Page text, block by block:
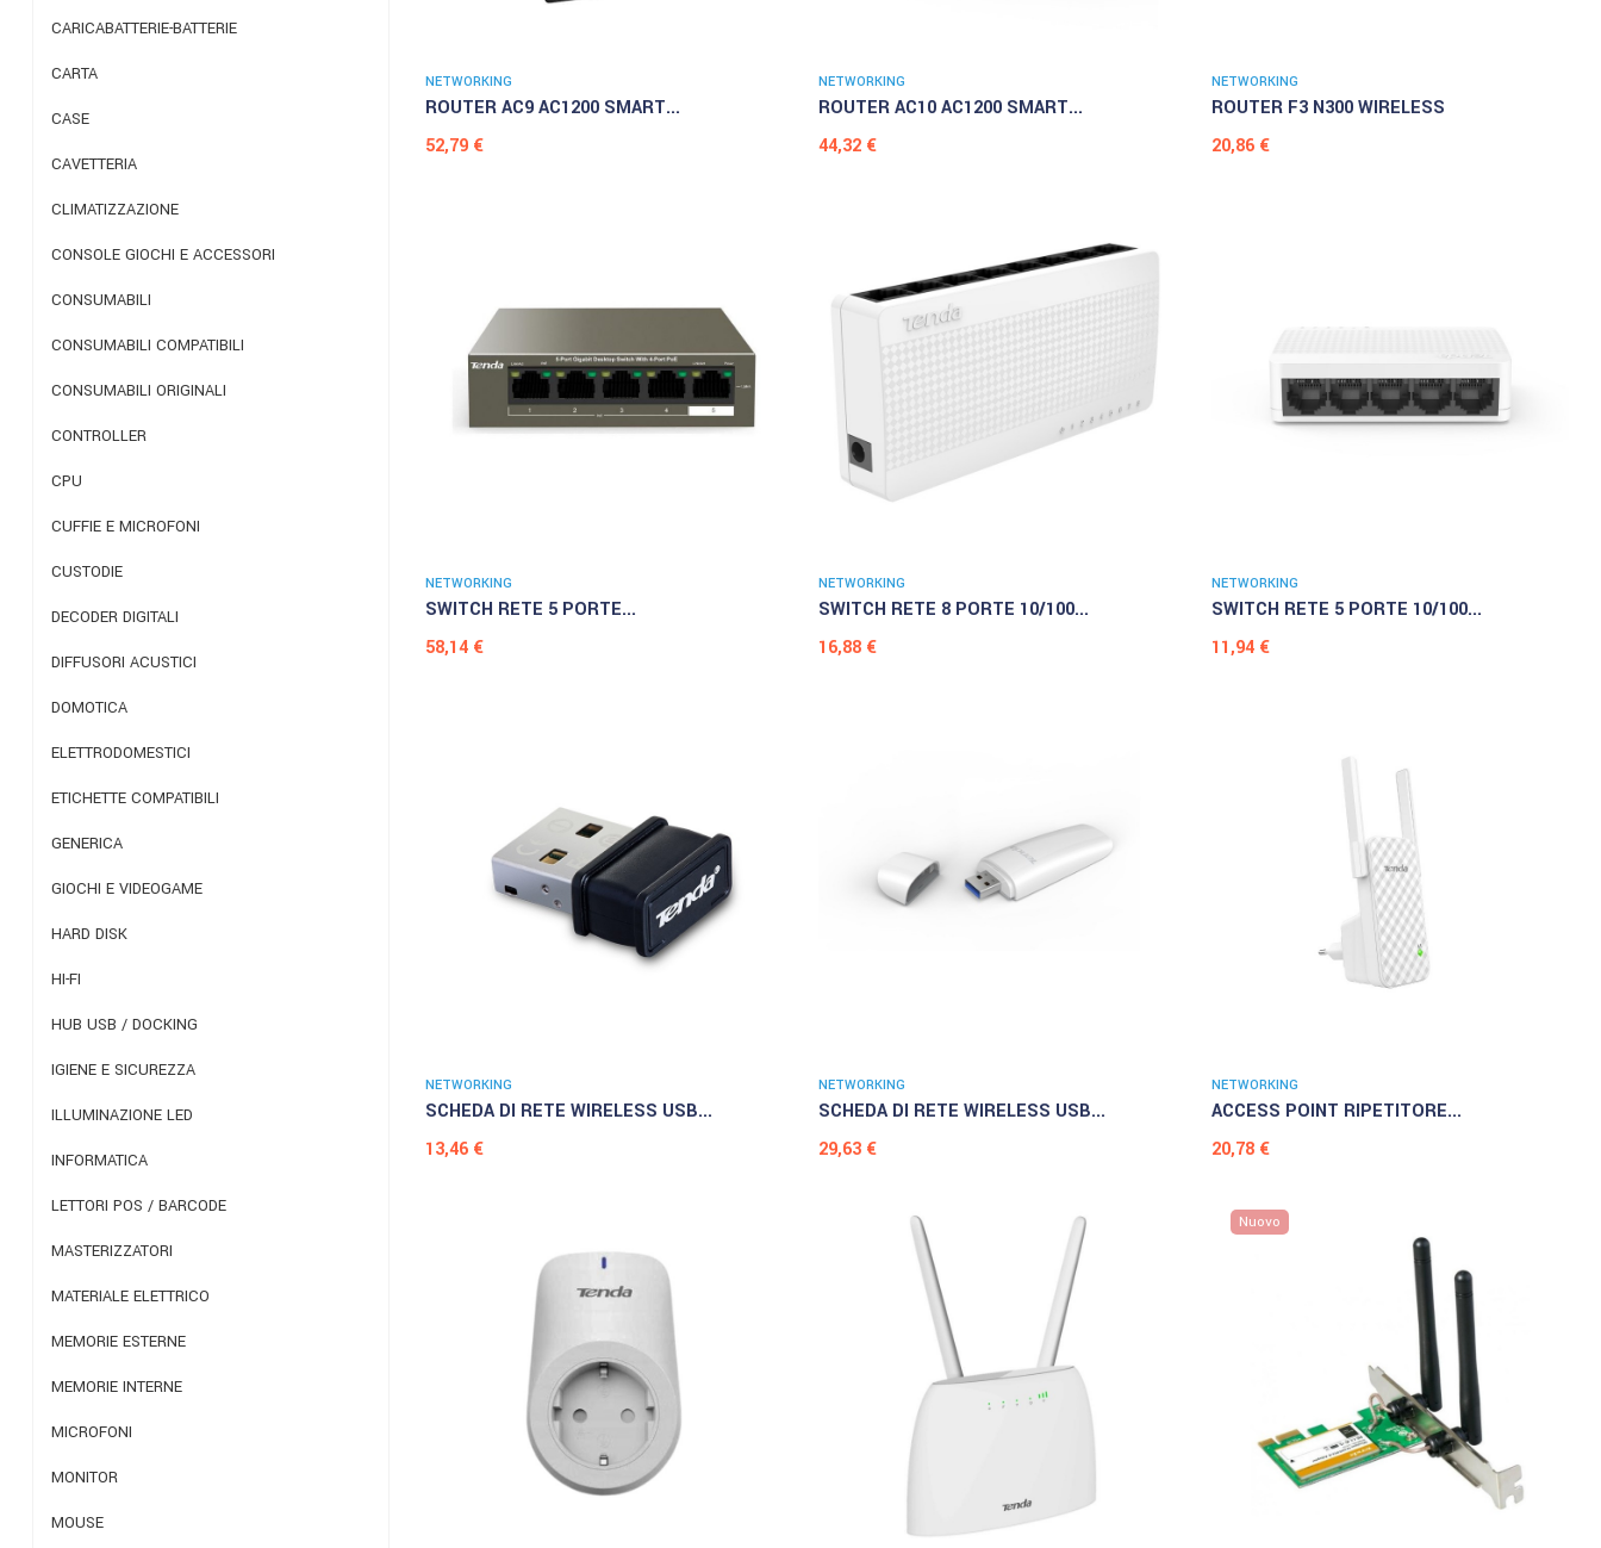
CARICABATTERIE-BATTERIE
CARTA
CASE
CAVETTERIA
CLIMATIZZAZIONE
CONSOLE GIOCHI E ACCESSORI
CONSUMABILI
CONSUMABILI COMPATIBILI
CONSUMABILI ORIGINALI
CONTROLLER
CPU
CUFFIE E MICROFONI
CUSTODIE
DECODER DIGITALI
DIFFUSORI ACUSTICI
DOMOTICA
ELETTRODOMESTICI
ETICHETTE COMPATIBILI
GENERICA
GIOCHI E VIDEOGAME
HARD DISK
HI-FI
HUB USB / DOCKING
IGIENE E SICUREZZA
ILLUMINAZIONE LED
INFORMATICA
LETTORI POS / BARCODE
MASTERIZZATORI
MATERIALE ELETTRICO
MEMORIE ESTERNE
MEMORIE INTERNE
MICROFONI
MONITOR
MOUSE
NETWORKING
ROUTER AC9 AC1200 SMART...
Prezzo
52,79 €
NETWORKING
ROUTER AC10 AC1200 SMART...
Prezzo
44,32 €
NETWORKING
ROUTER F3 N300 WIRELESS
Prezzo
20,86 €
NETWORKING
SWITCH RETE 5 PORTE...
Prezzo
58,14 €
NETWORKING
SWITCH RETE 8 PORTE 10/100...
Prezzo
16,88 €
NETWORKING
SWITCH RETE 5 PORTE 10/100...
Prezzo
11,94 €
NETWORKING
SCHEDA DI RETE WIRELESS USB...
Prezzo
13,46 €
NETWORKING
SCHEDA DI RETE WIRELESS USB...
Prezzo
29,63 €
NETWORKING
ACCESS POINT RIPETITORE...
Prezzo
20,78 €
Nuovo